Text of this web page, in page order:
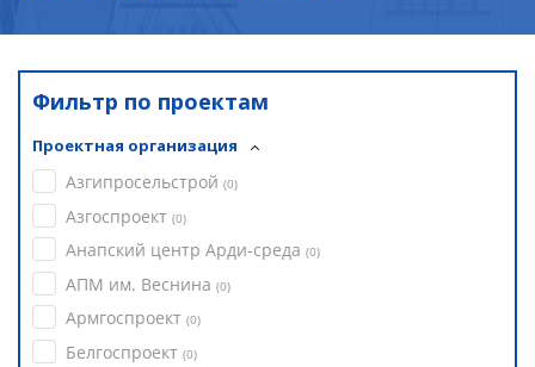
Фильтр по проектам
Проектная организация
Азгипросельстрой (0)
Азгоспроект (0)
Анапский центр Арди-среда (0)
АПМ им. Веснина (0)
Армгоспроект (0)
Белгоспроект (0)